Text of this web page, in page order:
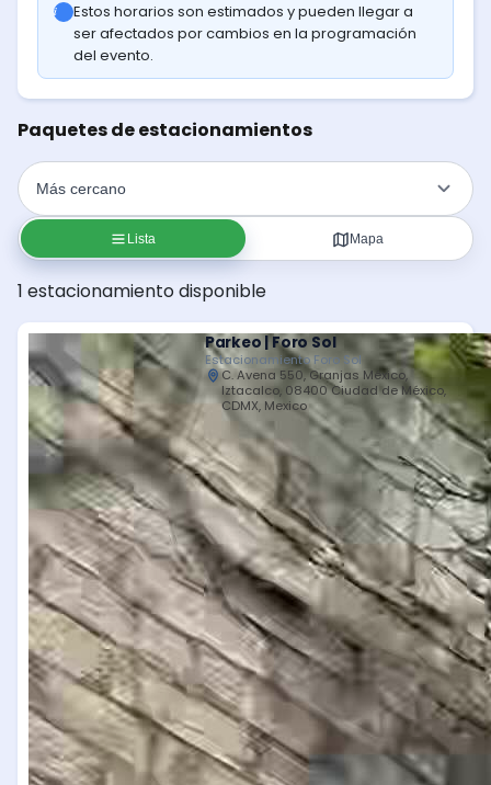
Estos horarios son estimados y pueden llegar a
ser afectados por cambios en la programación
del evento.
Paquetes de estacionamientos
Lista Mapa
1 estacionamiento disponible
Parkeo | Foro Sol
Estacionamiento Foro Sol
C. Avena 550, Granjas México,
Iztacalco, 08400 Ciudad de México,
CDMX, Mexico